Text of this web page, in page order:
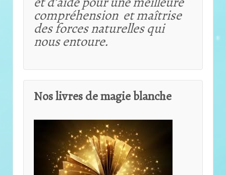
compréhension et maîtrise
des forces naturelles qui
nous entoure.
Nos livres de magie blanche